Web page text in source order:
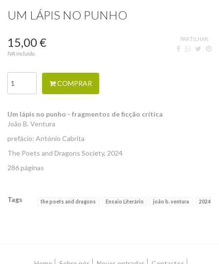
UM LÁPIS NO PUNHO
15,00 €
IVA incluído.
PARTILHAR
COMPRAR
Um lápis no punho - fragmentos de ficção crítica
João B. Ventura
prefácio: António Cabrita
The Poets and Dragons Society, 2024
286 páginas
Tags the poets and dragons Ensaio Literário joão b. ventura 2024